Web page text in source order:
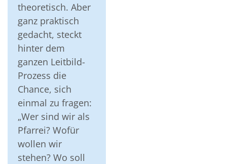
theoretisch. Aber
ganz praktisch
gedacht, steckt
hinter dem
ganzen Leitbild-
Prozess die
Chance, sich
einmal zu fragen:
„Wer sind wir als
Pfarrei? Wofür
wollen wir
stehen? Wo soll